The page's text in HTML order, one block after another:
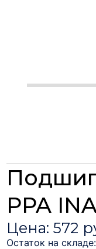
PPA
Цена: 572
Остаток на